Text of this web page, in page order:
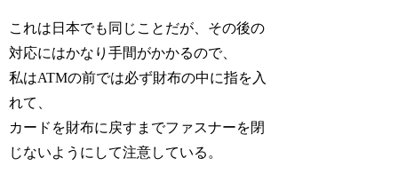
これは日本でも同じことだが、その後の
対応にはかなり手間がかかるので、
私はATMの前では必ず財布の中に指を入
れて、
カードを財布に戻すまでファスナーを閉
じないようにして注意している。